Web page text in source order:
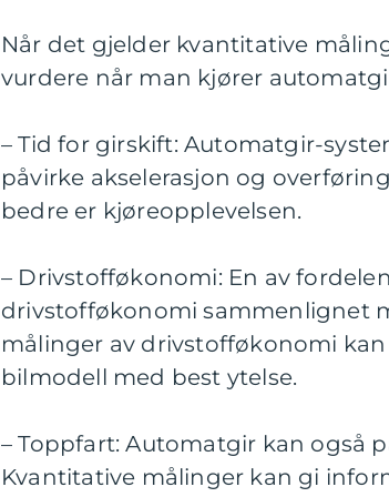
Når det gjelder kvantitative
vurdere når man kjører
– Tid for girskift: Automatgir-
påvirke akselerasjon og
bedre er kjøreopplevelsen.
– Drivstofføkonomi: En av
drivstofføkonomi sammenlignet
målinger av drivstofføkonomi
bilmodell med best ytelse.
– Toppfart: Automatgir kan også
Kvantitative målinger kan gi